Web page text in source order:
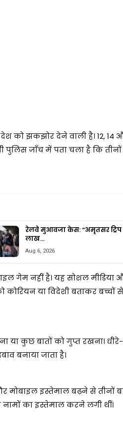
को झकझोर देने वाली है। 12, 14
जाँच में पता चला है कि तीनों
रेलवे मुआवजा केस: “अमृतसर ट्रिप
लाख…
Aug 6, 2026
गेम नहीं है। यह सोशल
या विदेशी बताकर बच्चों से
कुछ बातों को गुप्त रखना।
बनाया जाता है।
मोबाइल इस्तेमाल बढ़ने से
का इस्तेमाल करने लगी थीं।